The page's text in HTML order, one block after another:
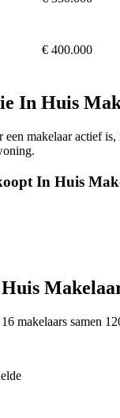
€ 400.000
In Huis
een makelaar actief
In Huis
makelaars samen